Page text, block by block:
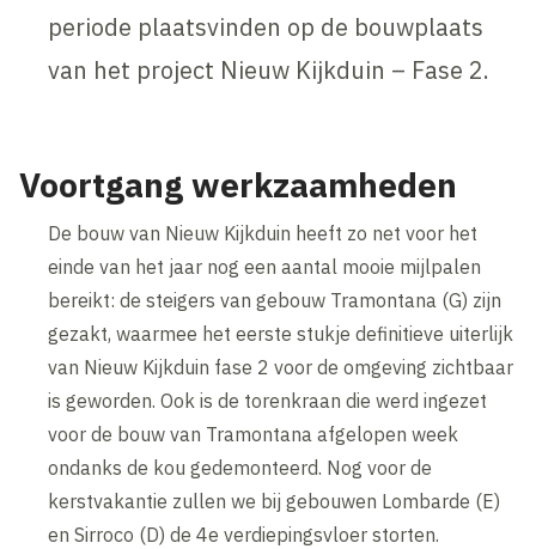
periode plaatsvinden op de bouwplaats
van het project Nieuw Kijkduin – Fase 2.
Voortgang werkzaamheden
De bouw van Nieuw Kijkduin heeft zo net voor het
einde van het jaar nog een aantal mooie mijlpalen
bereikt: de steigers van gebouw Tramontana (G) zijn
gezakt, waarmee het eerste stukje definitieve uiterlijk
van Nieuw Kijkduin fase 2 voor de omgeving zichtbaar
is geworden. Ook is de torenkraan die werd ingezet
voor de bouw van Tramontana afgelopen week
ondanks de kou gedemonteerd. Nog voor de
kerstvakantie zullen we bij gebouwen Lombarde (E)
en Sirroco (D) de 4e verdiepingsvloer storten.